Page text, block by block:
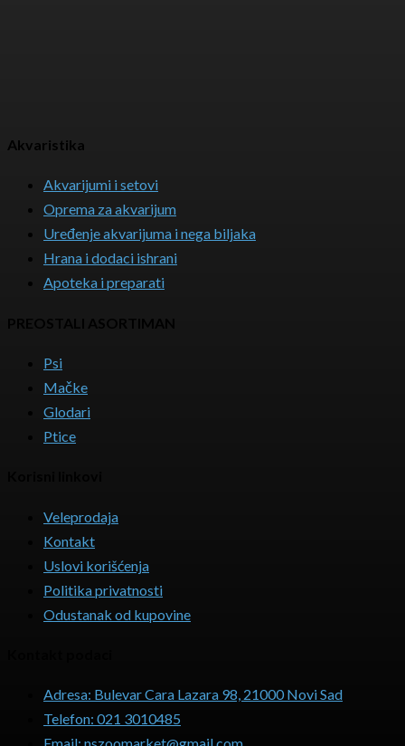
Akvaristika
Akvarijumi i setovi
Oprema za akvarijum
Uređenje akvarijuma i nega biljaka
Hrana i dodaci ishrani
Apoteka i preparati
Psi
Mačke
Glodari
Ptice
Veleprodaja
Kontakt
Uslovi korišćenja
Politika privatnosti
Odustanak od kupovine
Adresa: Bulevar Cara Lazara 98, 21000 Novi Sad
Telefon: 021 3010485